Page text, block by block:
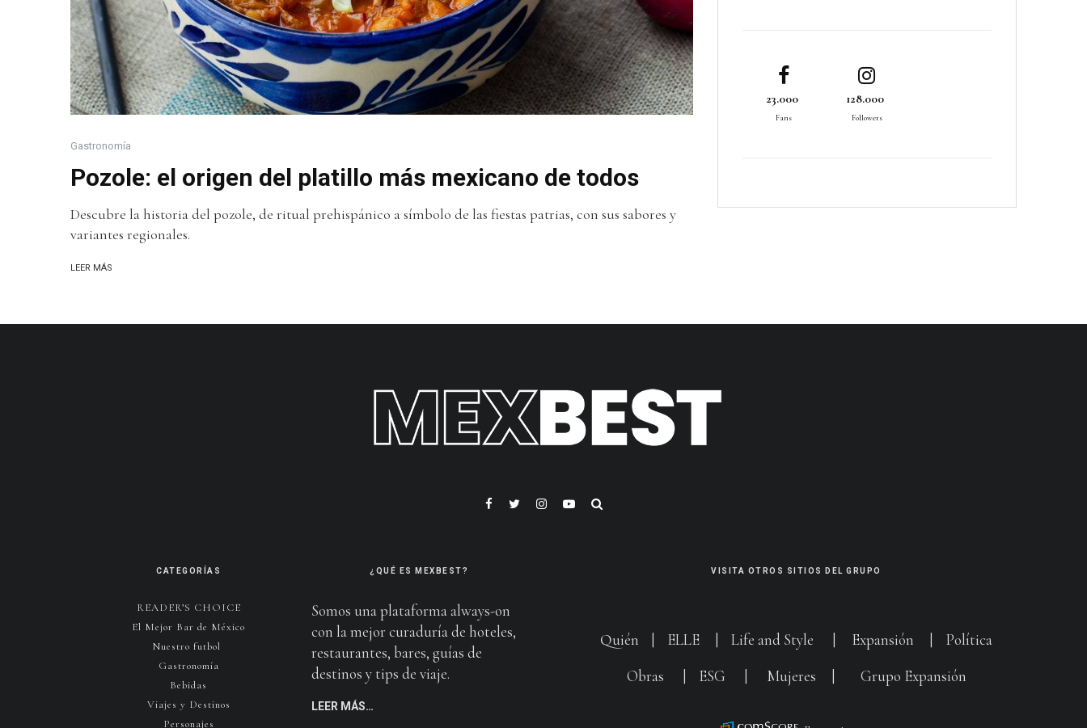
Gastronomía
Pozole: el origen del platillo más mexicano de todos
Descubre la historia del pozole, de ritual prehispánico a símbolo de las fiestas patrias, con sus sabores y
variantes regionales.
LEER MÁS
23.000
Fans
128.000
Followers
CATEGORÍAS
READER’S CHOICE
El Mejor Bar de México
Nuestro futbol
Gastronomía
Bebidas
Viajes y Destinos
Personajes
¿QUÉ ES MEXBEST?
Somos una plataforma always-on
con la mejor curaduría de hoteles,
restaurantes, bares, guías de
destinos y tips de viaje.
LEER MÁS…
VISITA OTROS SITIOS DEL GRUPO
Quién ELLE Life and Style Expansión
Política
Obras
ESG Mujeres Grupo Expansión